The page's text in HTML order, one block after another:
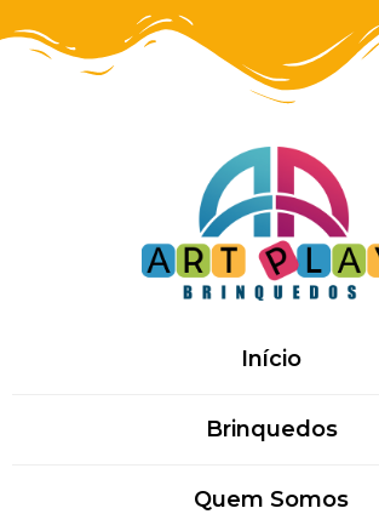
Início
Brinquedos
Quem Somos